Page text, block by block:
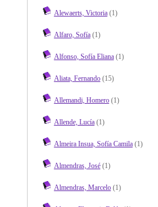
Alewaerts, Victoria(1)
Alfaro, Sofía(1)
Alfonso, Sofía Eliana(1)
Aliata, Fernando(15)
Allemandi, Homero(1)
Allende, Lucía(1)
Almeira Insua, Sofía Camila(1)
Almendras, José(1)
Almendras, Marcelo(1)